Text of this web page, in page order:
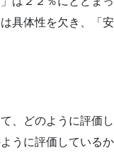
具体性を欠き、「
、どのように評価し
うに評価しているか